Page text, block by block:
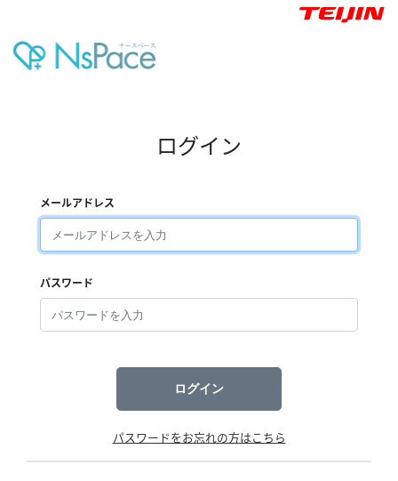
ログイン
メールアドレス
パスワード
ログイン
パスワードをお忘れの方はこちら